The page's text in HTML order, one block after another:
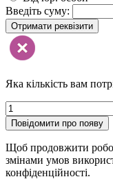
Введіть суму:
Отримати реквізити
Яка кількість вам
Повідомити про появу
Щоб продовжити
змінами умов
конфіденційності.